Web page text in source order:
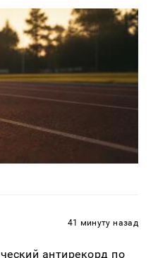
41 минуту назад
антирекорд по